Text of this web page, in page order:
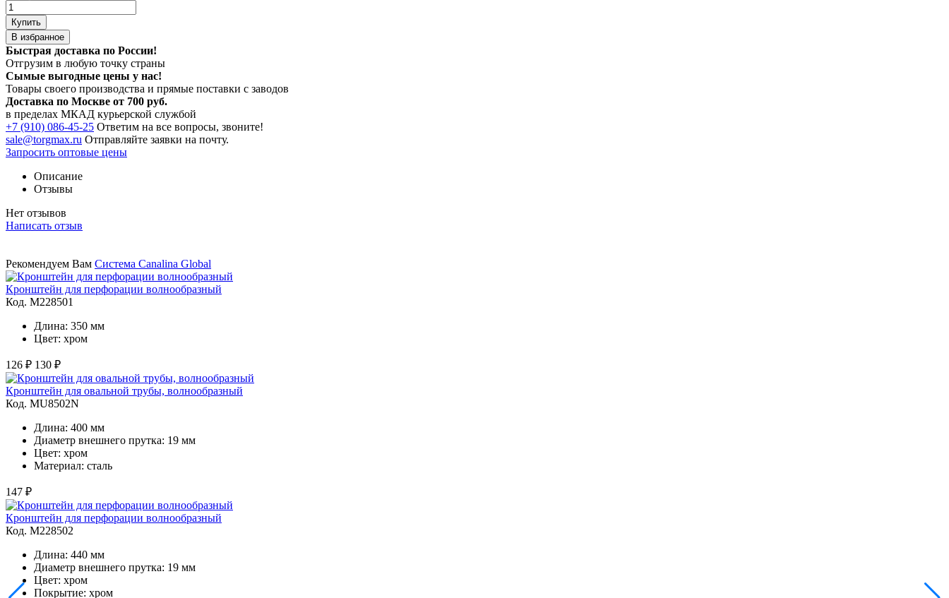
Купить
В избранное
Быстрая доставка по России!
Отгрузим в любую точку страны
Сымые выгодные цены у нас!
Товары своего производства и прямые поставки с заводов
Доставка по Москве от 700 руб.
в пределах МКАД курьерской службой
+7 (910) 086-45-25 Ответим на все вопросы, звоните!
sale@torgmax.ru Отправляйте заявки на почту.
Запросить оптовые цены
Описание
Отзывы
Нет отзывов
Написать отзыв
Рекомендуем Вам Система Canalina Global
Кронштейн для перфорации волнообразный
Код. M228501
Длина: 350 мм
Цвет: хром
126 ₽ 130 ₽
Кронштейн для овальной трубы, волнообразный
Код. MU8502N
Длина: 400 мм
Диаметр внешнего прутка: 19 мм
Цвет: хром
Материал: сталь
147 ₽
Кронштейн для перфорации волнообразный
Код. M228502
Длина: 440 мм
Диаметр внешнего прутка: 19 мм
Цвет: хром
Покрытие: хром